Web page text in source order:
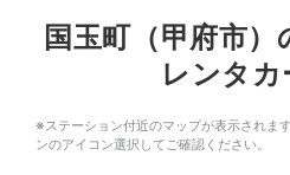
国玉町（甲府市）
レンタカ
※ステーション付近のマップが表示されま
ンのアイコン選択してご確認ください。
特集
アプリの使い